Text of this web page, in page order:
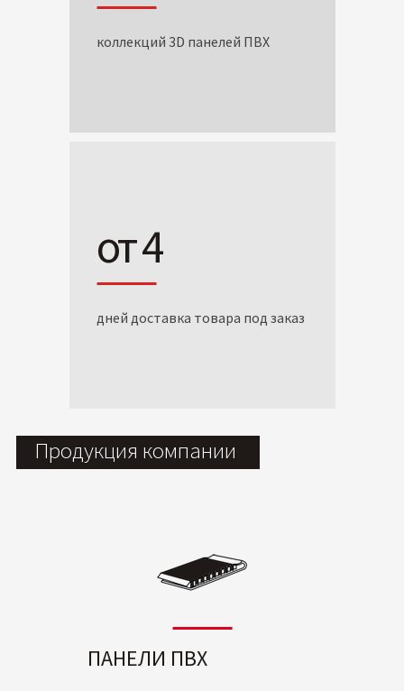
коллекций 3D панелей ПВХ
от 4
дней доставка товара под заказ
Продукция компании
ПАНЕЛИ ПВХ